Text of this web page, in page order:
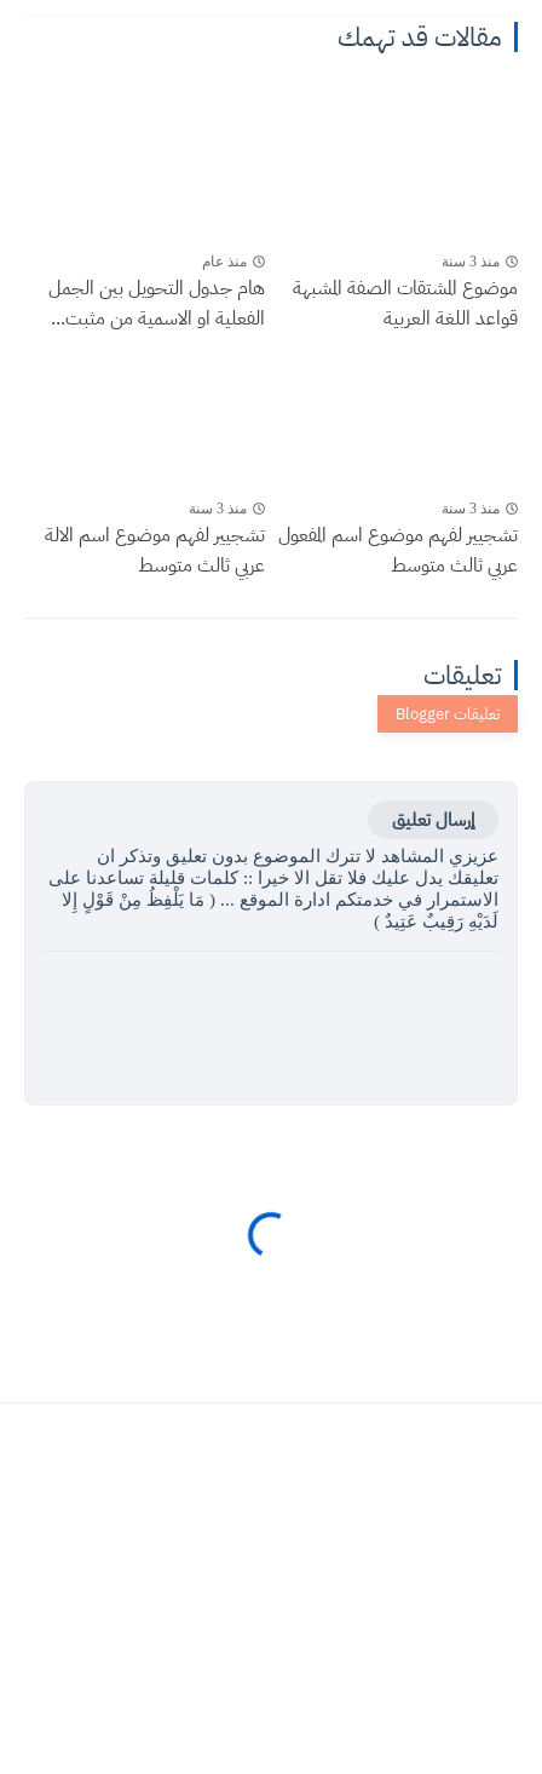
مقالات قد تهمك
منذ 3 سنة
موضوع المشتقات الصفة المشبهة
قواعد اللغة العربية
منذ عام
هام جدول التحويل بين الجمل
الفعلية او الاسمية من مثبت...
منذ 3 سنة
تشجيير لفهم موضوع اسم المفعول
عربي ثالث متوسط
منذ 3 سنة
تشجيير لفهم موضوع اسم الالة
عربي ثالث متوسط
تعليقات
إرسال تعليق
عزيزي المشاهد لا تترك الموضوع بدون تعليق وتذكر ان
تعليقك يدل عليك فلا تقل الا خيرا :: كلمات قليلة تساعدنا على
الاستمرار في خدمتكم ادارة الموقع ... ( مَا يَلْفِظُ مِنْ قَوْلٍ إِلا
لَدَيْهِ رَقِيبٌ عَتِيدٌ )